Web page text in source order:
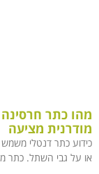
מהו כתר חרסינה
מודרנית מציעה
כידוע כתר דנטלי משמש
או על גבי השתל. כתר